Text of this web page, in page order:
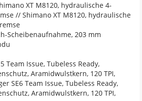
XT M8120, hydraulische 4-
// Shimano XT M8120, hydraulische
Scheibenaufnahme, 203 mm
Team Issue, Tubeless Ready,
Aramidwulstkern, 120 TPI,
SE6 Team Issue, Tubeless Ready,
Aramidwulstkern, 120 TPI,